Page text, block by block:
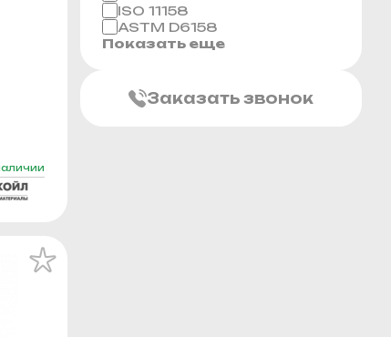
ISO 11158
ASTM D6158
Показать еще
Заказать звонок